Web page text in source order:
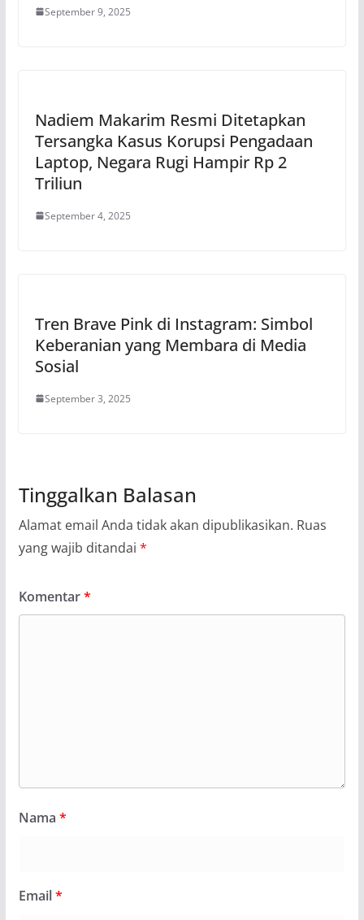
September 9, 2025
Nadiem Makarim Resmi Ditetapkan
Tersangka Kasus Korupsi Pengadaan
Laptop, Negara Rugi Hampir Rp 2
Triliun
September 4, 2025
Tren Brave Pink di Instagram: Simbol
Keberanian yang Membara di Media
Sosial
September 3, 2025
Tinggalkan Balasan
Alamat email Anda tidak akan dipublikasikan. Ruas
yang wajib ditandai *
Komentar*
Nama *
Email*